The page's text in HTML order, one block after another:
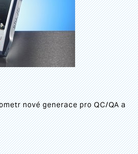
nové generace pro QC/QA a